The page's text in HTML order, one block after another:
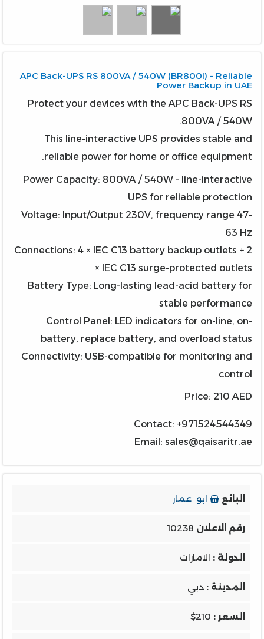
APC Back-UPS RS 800VA / 540W (BR800I) – Reliable
Power Backup in UAE
Protect your devices with the APC Back-UPS RS
800VA / 540W.
This line-interactive UPS provides stable and
reliable power for home or office equipment.
Power Capacity: 800VA / 540W – line-interactive
UPS for reliable protection
Voltage: Input/Output 230V, frequency range 47–
63 Hz
Connections: 4 × IEC C13 battery backup outlets + 2
× IEC C13 surge-protected outlets
Battery Type: Long-lasting lead-acid battery for
stable performance
Control Panel: LED indicators for on-line, on-
battery, replace battery, and overload status
Connectivity: USB-compatible for monitoring and
control
Price: 210 AED
Contact: +971524544349
Email: sales@qaisaritr.ae
البائع ابو عمار
رقم الاعلان 10238
الدولة : الامارات
المدينة : دبي
السعر : $210